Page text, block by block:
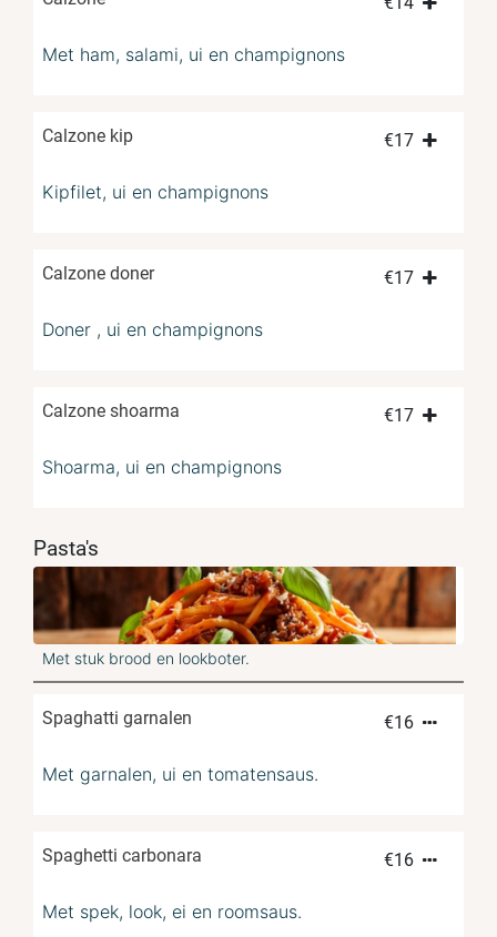
Met ham, salami, ui en champignons
Calzone kip €17
Kipfilet, ui en champignons
Calzone doner €17
Doner , ui en champignons
Calzone shoarma €17
Shoarma, ui en champignons
Pasta's
Met stuk brood en lookboter.
Spaghatti garnalen €16
Met garnalen, ui en tomatensaus.
Spaghetti carbonara €16
Met spek, look, ei en roomsaus.